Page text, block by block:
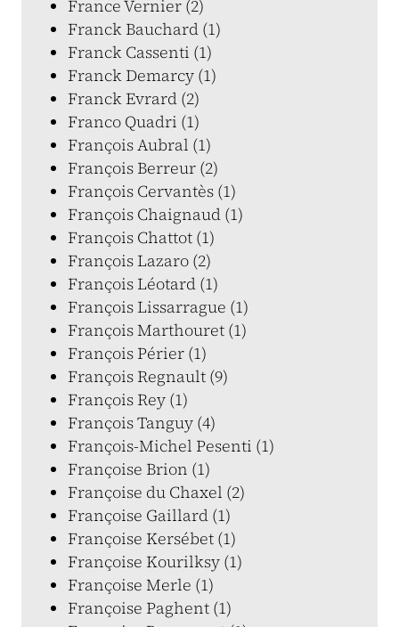
France Vernier (2)
Franck Bauchard (1)
Franck Cassenti (1)
Franck Demarcy (1)
Franck Evrard (2)
Franco Quadri (1)
François Aubral (1)
François Berreur (2)
François Cervantès (1)
François Chaignaud (1)
François Chattot (1)
François Lazaro (2)
François Léotard (1)
François Lissarrague (1)
François Marthouret (1)
François Périer (1)
François Regnault (9)
François Rey (1)
François Tanguy (4)
François-Michel Pesenti (1)
Françoise Brion (1)
Françoise du Chaxel (2)
Françoise Gaillard (1)
Françoise Kersébet (1)
Françoise Kourilksy (1)
Françoise Merle (1)
Françoise Paghent (1)